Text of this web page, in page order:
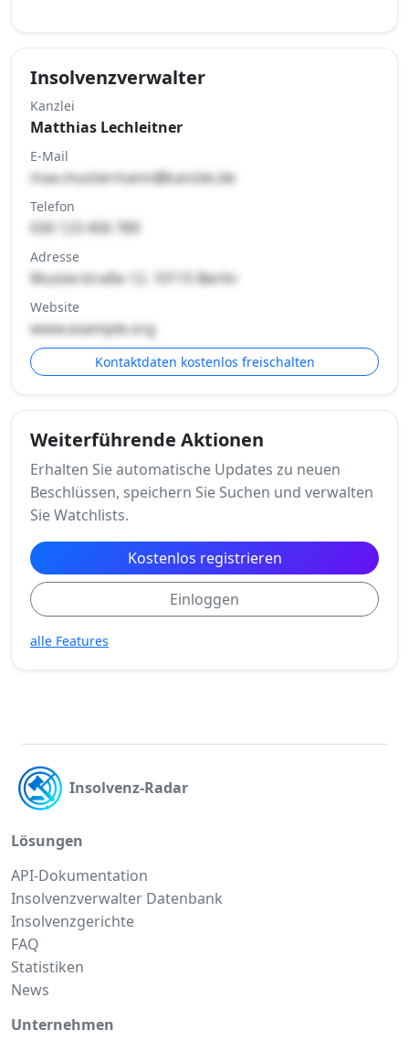
Insolvenzverwalter
Kanzlei
Matthias Lechleitner
E-Mail
max.mustermann@kanzlei.de
Telefon
030 123 456 789
Adresse
Musterstraße 12, 10115 Berlin
Website
www.example.org
Kontaktdaten kostenlos freischalten
Weiterführende Aktionen
Erhalten Sie automatische Updates zu neuen
Beschlüssen, speichern Sie Suchen und verwalten
Sie Watchlists.
Kostenlos registrieren
Einloggen
alle Features
Insolvenz-Radar
Lösungen
API-Dokumentation
Insolvenzverwalter Datenbank
Insolvenzgerichte
FAQ
Statistiken
News
Unternehmen